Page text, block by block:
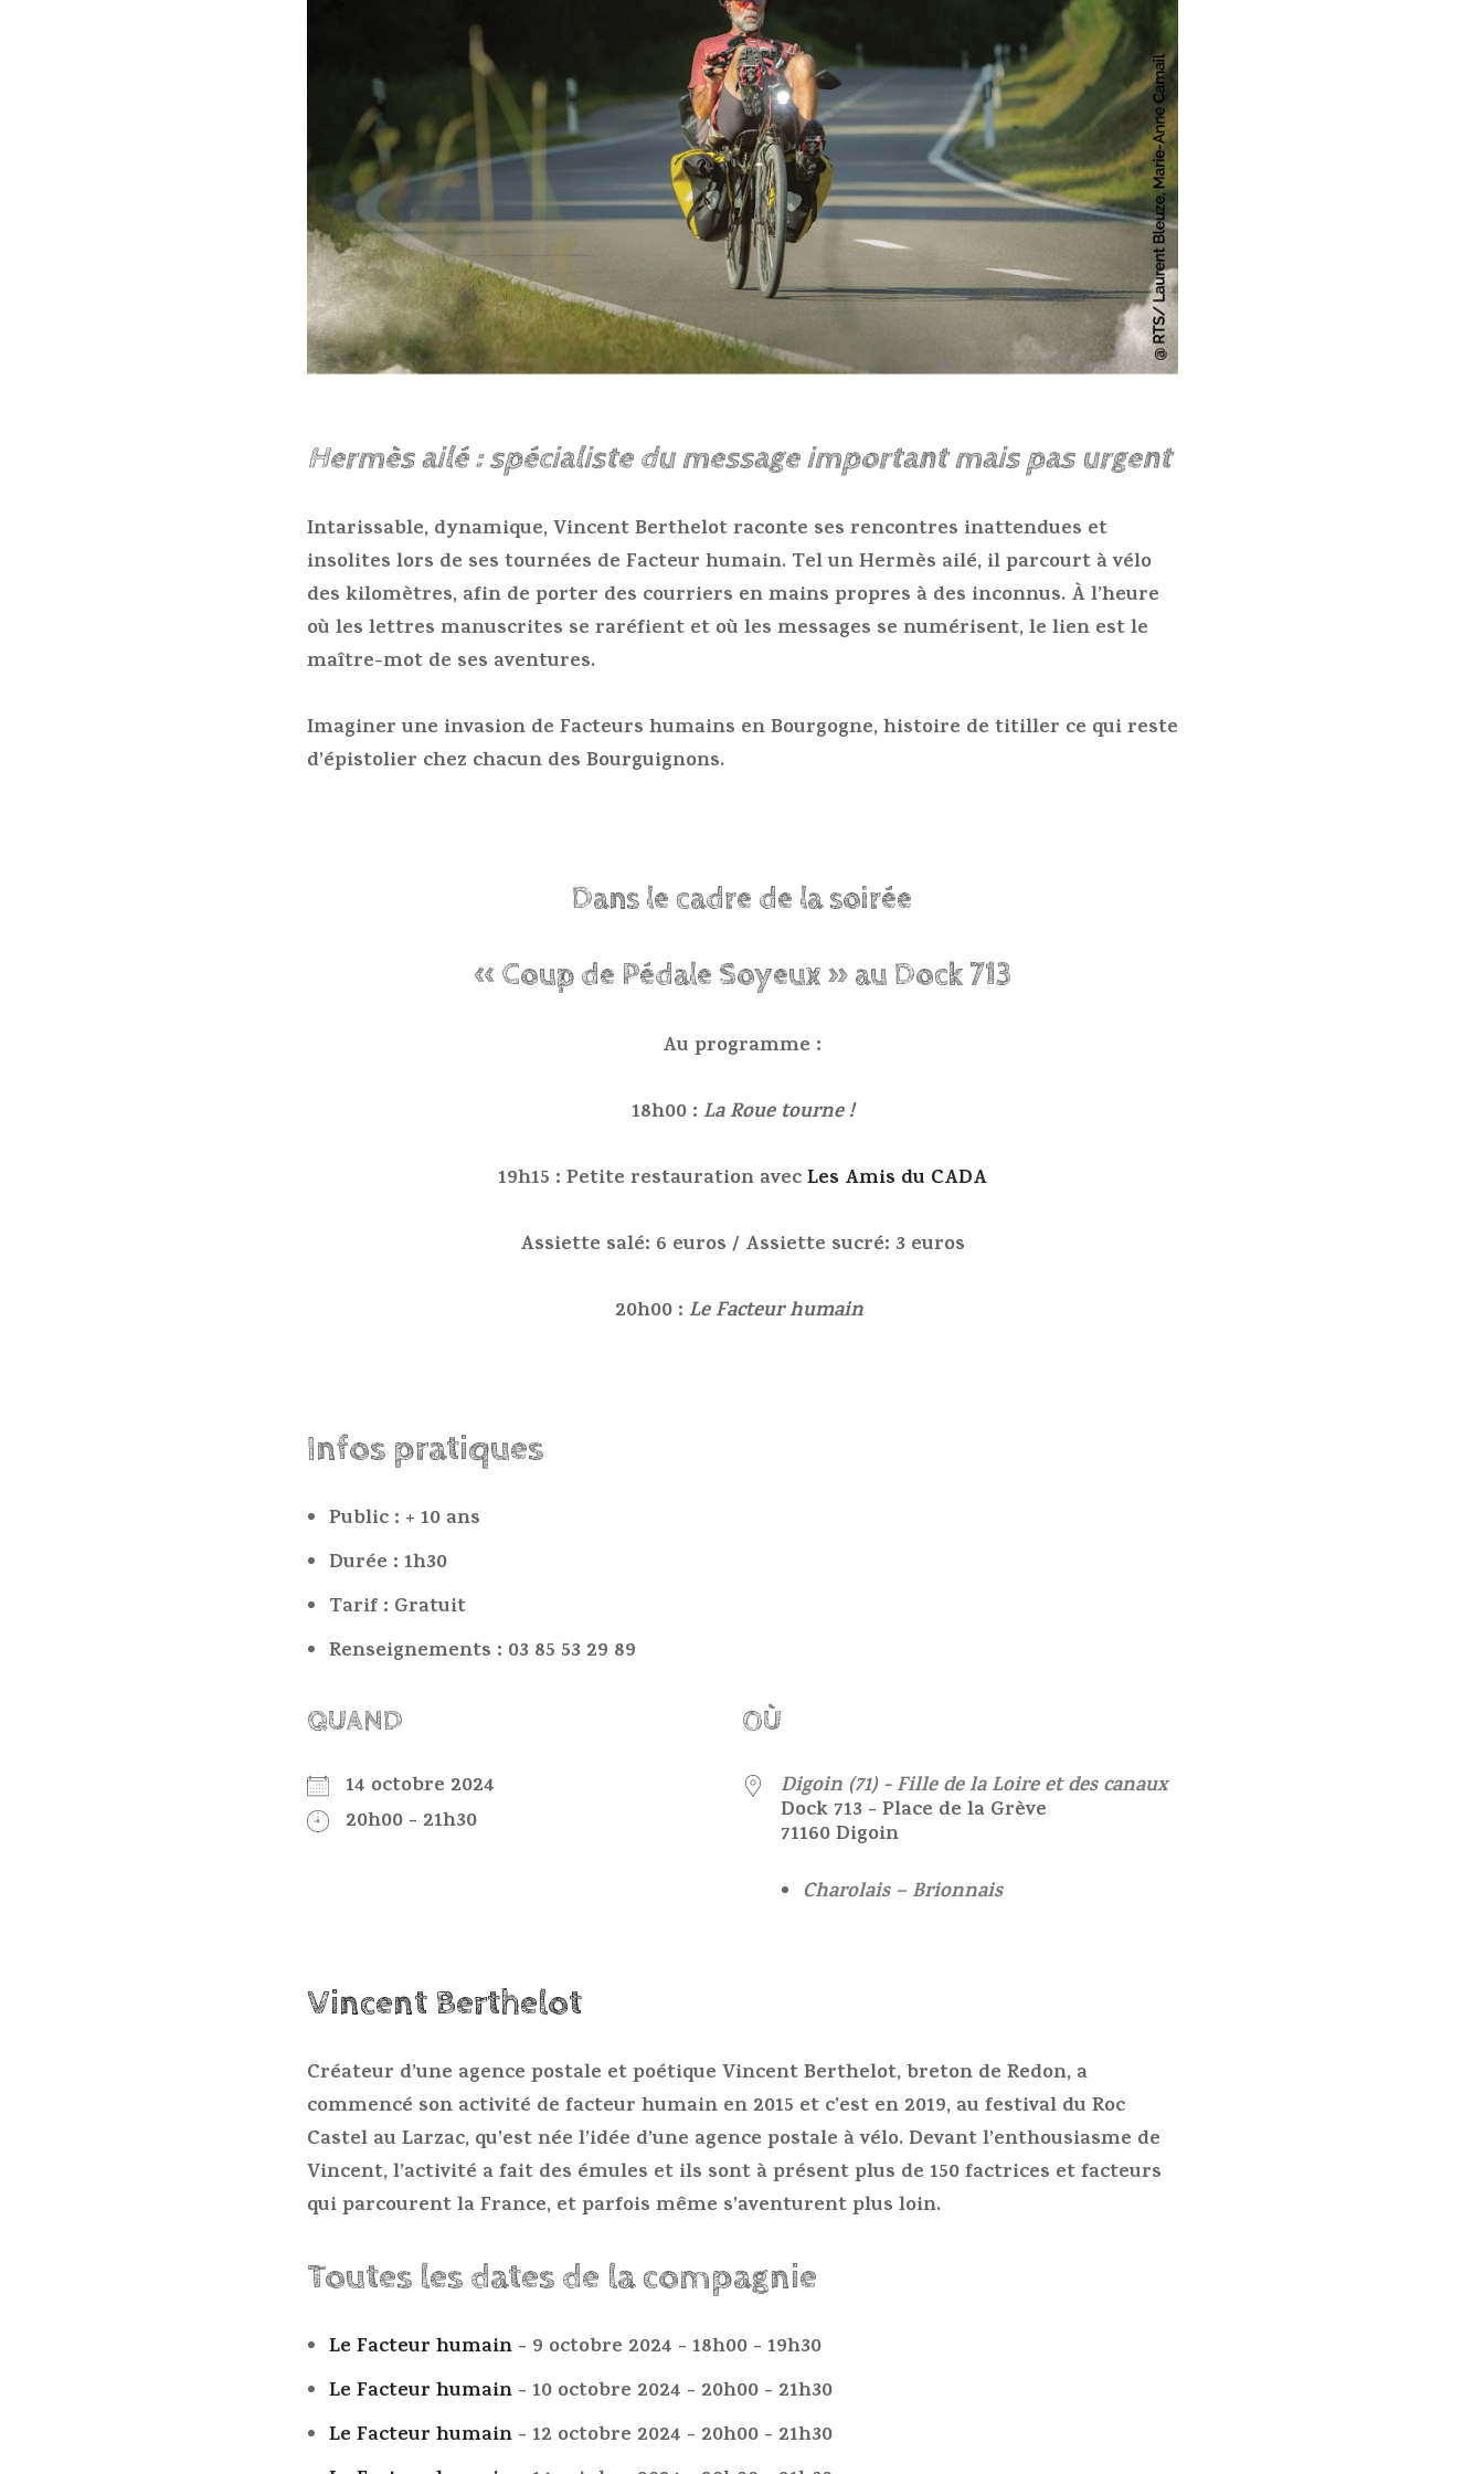
Hermès ailé : spécialiste du message important mais pas urgent
Intarissable, dynamique, Vincent Berthelot raconte ses rencontres inattendues et
insolites lors de ses tournées de Facteur humain. Tel un Hermès ailé, il parcourt à vélo
des kilomètres, afin de porter des courriers en mains propres à des inconnus. À l’heure
où les lettres manuscrites se raréfient et où les messages se numérisent, le lien est le
maître-mot de ses aventures.
Imaginer une invasion de Facteurs humains en Bourgogne, histoire de titiller ce qui reste
d’épistolier chez chacun des Bourguignons.
Dans le cadre de la soirée
« Coup de Pédale Soyeux » au Dock 713
Au programme :
18h00 : La Roue tourne !
19h15 : Petite restauration avecLes Amis du CADA
Assiette salé: 6 euros / Assiette sucré: 3 euros
20h00 : Le Facteur humain
Infos pratiques
Public : + 10 ans
Durée : 1h30
Tarif : Gratuit
Renseignements : 03 85 53 29 89
QUAND
14 octobre 2024
20h00 - 21h30
OÙ
Digoin (71) - Fille de la Loire et des canaux
Dock 713 - Place de la Grève
71160 Digoin
Charolais – Brionnais
Vincent Berthelot
Créateur d’une agence postale et poétique Vincent Berthelot, breton de Redon, a
commencé son activité de facteur humain en 2015 et c’est en 2019, au festival du Roc
Castel au Larzac, qu’est née l’idée d’une agence postale à vélo. Devant l’enthousiasme de
Vincent, l’activité a fait des émules et ils sont à présent plus de 150 factrices et facteurs
qui parcourent la France, et parfois même s’aventurent plus loin.
Toutes les dates de la compagnie
Le Facteur humain- 9 octobre 2024 - 18h00 - 19h30
Le Facteur humain- 10 octobre 2024 - 20h00 - 21h30
Le Facteur humain- 12 octobre 2024 - 20h00 - 21h30